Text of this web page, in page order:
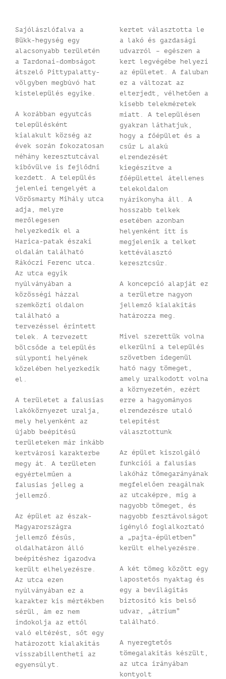
Sajólászlófalva a
Bükk-hegység egy
alacsonyabb területén
a Tardonai-dombságot
átszelő Pittypalatty-
völgyben megbúvó hat
kistelepülés egyike.
A korábban egyutcás
településként
kialakult község az
évek során fokozatosan
néhány keresztutcával
kibővülve is fejlődni
kezdett. A település
jelenlei tengelyét a
Vörösmarty Mihály utca
adja, melyre
merőlegesen
helyezkedik el a
Harica-patak északi
oldalán található
Rákóczi Ferenc utca.
Az utca egyik
nyúlványában a
közösségi házzal
szemközti oldalon
található a
tervezéssel érintett
telek. A tervezett
bölcsőde a település
súlyponti helyének
közelében helyezkedik
el.
A területet a falusias
lakókörnyezet uralja,
mely helyenként az
újabb beépítésű
területeken már inkább
kertvárosi karakterbe
megy át. A területen
egyértelműen a
falusias jelleg a
jellemző.
Az épület az észak-
Magyarországra
jellemző fésűs,
oldalhatáron álló
beépítéshez igazodva
került elhelyezésre.
Az utca ezen
nyúlványában ez a
karakter kis mértékben
sérül, ám ez nem
indokolja az ettől
való eltérést, sőt egy
határozott kialakítás
visszabillentheti az
egyensúlyt.
kertet választotta le
a lakó és gazdasági
udvarról – egészen a
kert legvégébe helyezi
az épületet. A faluban
ez a változat az
elterjedt, vélhetően a
kisebb telekméretek
miatt. A településen
gyakran láthatjuk,
hogy a főépület és a
csűr L alakú
elrendezését
kiegészítve a
főépülettel átellenes
telekoldalon
nyárikonyha áll. A
hosszabb telkek
esetében azonban
helyenként itt is
megjelenik a telket
kettéválasztó
keresztcsűr.
A koncepció alapját ez
a területre nagyon
jellemző kialakítás
határozza meg.
Mivel szerettük volna
elkerülni a település
szövetben idegenül
ható nagy tömeget,
amely uralkodott volna
a környezetén, ezért
erre a hagyományos
elrendezésre utaló
telepítést
választottunk
Az épület kiszolgáló
funkciói a falusias
lakóház tömegarányának
megfelelően reagálnak
az utcaképre, míg a
nagyobb tömeget, és
nagyobb fesztávolságot
igénylő foglalkoztató
a „pajta-épületben”
került elhelyezésre.
A két tömeg között egy
lapostetős nyaktag és
egy a bevilágítás
biztosító kis belső
udvar, „átrium”
található.
A nyeregtetős
tömegalakítás készült,
az utca irányában
kontyolt